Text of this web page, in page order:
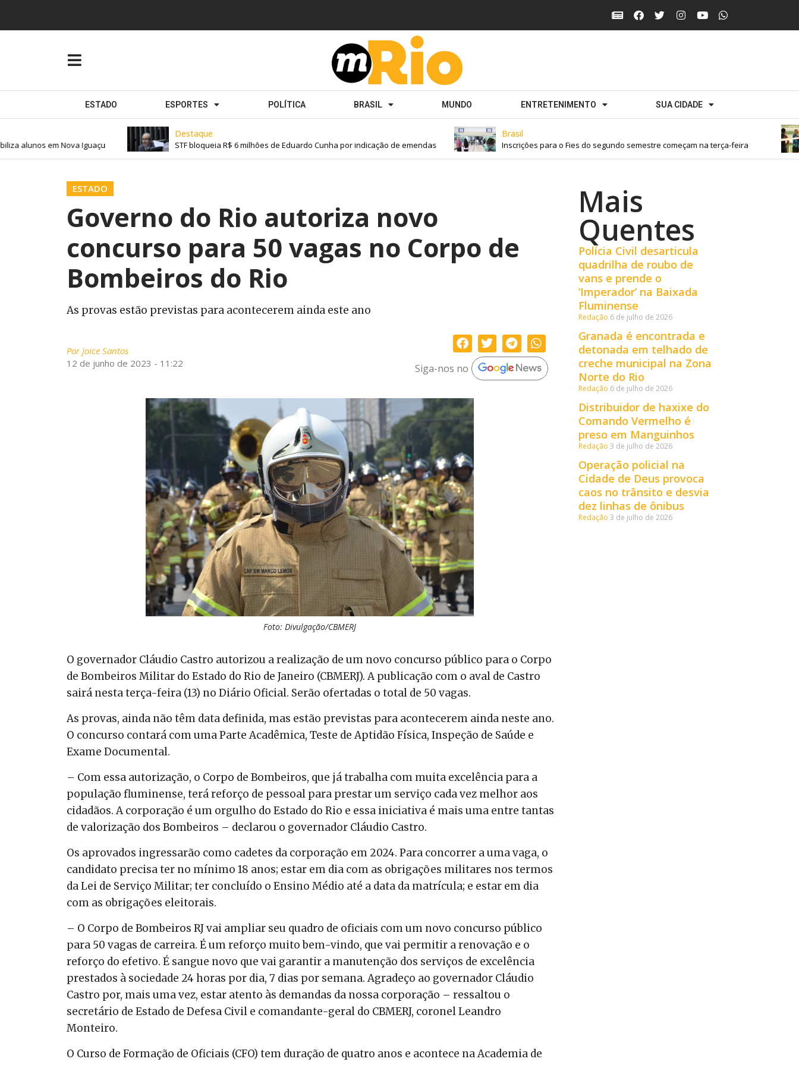
ESTADO ESPORTES POLÍTICA BRASIL MUNDO ENTRETENIMENTO SUA CIDADE
Destaque
STF bloqueia R$ 6 milhões de Eduardo Cunha por indicação de emendas
Brasil
Inscrições para o Fies do segundo semestre começam na terça-feira
alunos em Nova Iguaçu
ESTADO
Governo do Rio autoriza novo
concurso para 50 vagas no Corpo de
Bombeiros do Rio
As provas estão previstas para acontecerem ainda este ano
PorJoice Santos
12 de junho de 2023 - 11:22
Siga-nos no
Foto: Divulgação/CBMERJ
O governador Cláudio Castro autorizou a realização de um novo concurso público para o Corpo
de Bombeiros Militar do Estado do Rio de Janeiro (CBMERJ). A publicação com o aval de Castro
sairá nesta terça-feira (13) no Diário Oficial. Serão ofertadas o total de 50 vagas.
As provas, ainda não têm data definida, mas estão previstas para acontecerem ainda neste ano.
O concurso contará com uma Parte Acadêmica, Teste de Aptidão Física, Inspeção de Saúde e
Exame Documental.
– Com essa autorização, o Corpo de Bombeiros, que já trabalha com muita excelência para a
população fluminense, terá reforço de pessoal para prestar um serviço cada vez melhor aos
cidadãos. A corporação é um orgulho do Estado do Rio e essa iniciativa é mais uma entre tantas
de valorização dos Bombeiros – declarou o governador Cláudio Castro.
Os aprovados ingressarão como cadetes da corporação em 2024. Para concorrer a uma vaga, o
candidato precisa ter no mínimo 18 anos; estar em dia com as obrigações militares nos termos
da Lei de Serviço Militar; ter concluído o Ensino Médio até a data da matrícula; e estar em dia
com as obrigações eleitorais.
– O Corpo de Bombeiros RJ vai ampliar seu quadro de oficiais com um novo concurso público
para 50 vagas de carreira. É um reforço muito bem-vindo, que vai permitir a renovação e o
reforço do efetivo. É sangue novo que vai garantir a manutenção dos serviços de excelência
prestados à sociedade 24 horas por dia, 7 dias por semana. Agradeço ao governador Cláudio
Castro por, mais uma vez, estar atento às demandas da nossa corporação – ressaltou o
secretário de Estado de Defesa Civil e comandante-geral do CBMERJ, coronel Leandro
Monteiro.
O Curso de Formação de Oficiais (CFO) tem duração de quatro anos e acontece na Academia de
Mais
Quentes
Polícia Civil desarticula
quadrilha de roubo de
vans e prende o
‘Imperador’ na Baixada
Fluminense
Redação 6 de julho de 2026
Granada é encontrada e
detonada em telhado de
creche municipal na Zona
Norte do Rio
Redação 6 de julho de 2026
Distribuidor de haxixe do
Comando Vermelho é
preso em Manguinhos
Redação 3 de julho de 2026
Operação policial na
Cidade de Deus provoca
caos no trânsito e desvia
dez linhas de ônibus
Redação 3 de julho de 2026